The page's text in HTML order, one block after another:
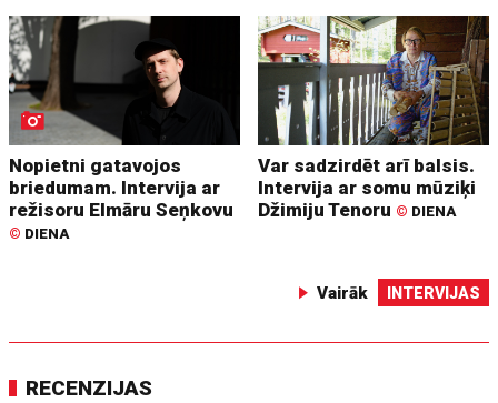
Nopietni gatavojos
briedumam. Intervija ar
režisoru Elmāru Seņkovu
© DIENA
Var sadzirdēt arī balsis.
Intervija ar somu mūziķi
Džimiju Tenoru © DIENA
Vairāk INTERVIJAS
RECENZIJAS